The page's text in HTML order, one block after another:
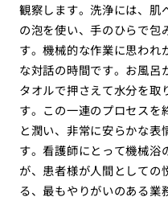
観察します。洗浄には、肌
の泡を使い、手のひらで包
す。機械的な作業に思われ
な対話の時間です。お風呂
タオルで押さえて水分を取
す。この一連のプロセスを
と潤い、非常に安らかな
す。看護師にとって機械浴
が、患者様が人間としての
る、最もやりがいのある業